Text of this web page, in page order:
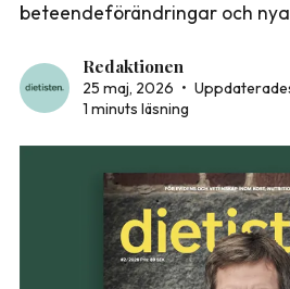
beteendeförändringar och
Redaktionen
25 maj, 2026 •
1 minuts läsning